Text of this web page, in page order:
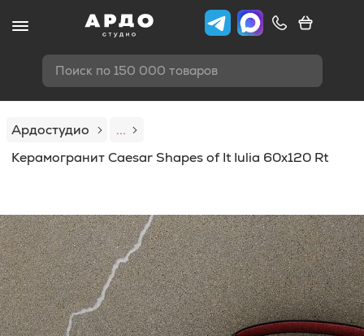
Поиск по 150 000 товаров
Ардостудио
...
Керамогранит Caesar Shapes of It Iulia 60x120 Rt